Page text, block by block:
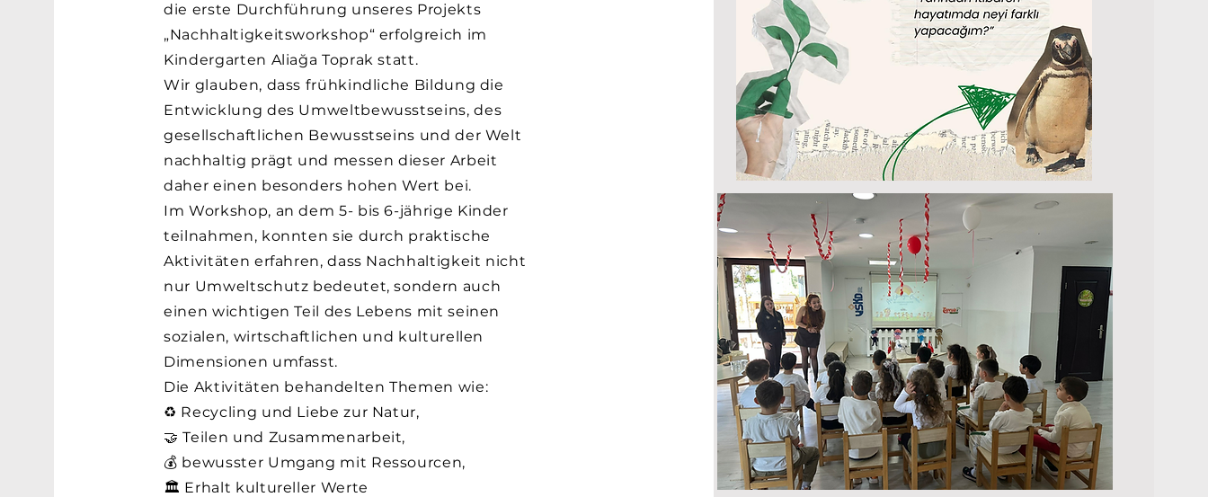
die erste Durchführung unseres Projekts
„Nachhaltigkeitsworkshop“ erfolgreich im
Kindergarten Aliağa Toprak statt.
Wir glauben, dass frühkindliche Bildung die
Entwicklung des Umweltbewusstseins, des
gesellschaftlichen Bewusstseins und der Welt
nachhaltig prägt und messen dieser Arbeit
daher einen besonders hohen Wert bei.
Im Workshop, an dem 5- bis 6-jährige Kinder
teilnahmen, konnten sie durch praktische
Aktivitäten erfahren, dass Nachhaltigkeit nicht
nur Umweltschutz bedeutet, sondern auch
einen wichtigen Teil des Lebens mit seinen
sozialen, wirtschaftlichen und kulturellen
Dimensionen umfasst.
Die Aktivitäten behandelten Themen wie:
♻️ Recycling und Liebe zur Natur,
🤝 Teilen und Zusammenarbeit,
💰 bewusster Umgang mit Ressourcen,
🏛️ Erhalt kultureller Werte